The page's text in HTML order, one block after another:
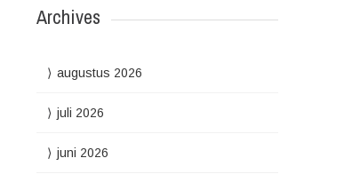
Archives
augustus 2026
juli 2026
juni 2026